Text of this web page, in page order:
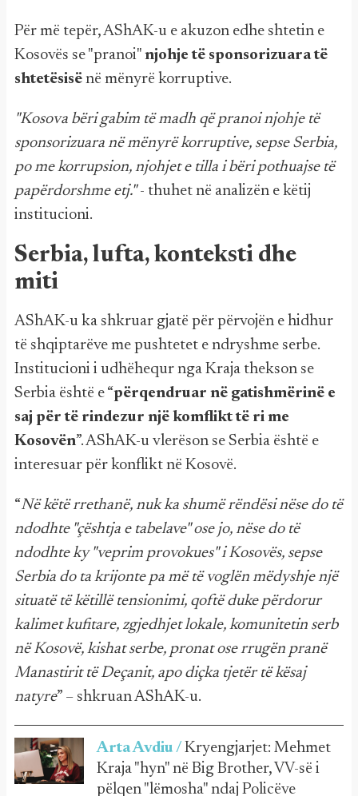
Për më tepër, AShAK-u e akuzon edhe shtetin e
Kosovës se "pranoi" njohje të sponsorizuara të
shtetësisë në mënyrë korruptive.
"Kosova bëri gabim të madh që pranoi njohje të
sponsorizuara në mënyrë korruptive, sepse Serbia,
po me korrupsion, njohjet e tilla i bëri pothuajse të
papërdorshme etj."- thuhet në analizën e këtij
institucioni.
Serbia, lufta, konteksti dhe
miti
AShAK-u ka shkruar gjatë për përvojën e hidhur
të shqiptarëve me pushtetet e ndryshme serbe.
Institucioni i udhëhequr nga Kraja thekson se
Serbia është e “përqendruar në gatishmërinë e
saj për të rindezur një komflikt të ri me
Kosovën”. AShAK-u vlerëson se Serbia është e
interesuar për konflikt në Kosovë.
“Në këtë rrethanë, nuk ka shumë rëndësi nëse do të
ndodhte "çështja e tabelave" ose jo, nëse do të
ndodhte ky "veprim provokues" i Kosovës, sepse
Serbia do ta krijonte pa më të voglën mëdyshje një
situatë të këtillë tensionimi, qoftë duke përdorur
kalimet kufitare, zgjedhjet lokale, komunitetin serb
në Kosovë, kishat serbe, pronat ose rrugën pranë
Manastirit të Deçanit, apo diçka tjetër të kësaj
natyre” – shkruan AShAK-u.
Arta Avdiu / Kryengjarjet: Mehmet
Kraja "hyn" në Big Brother, VV-së i
pëlqen "lëmosha" ndaj Policëve